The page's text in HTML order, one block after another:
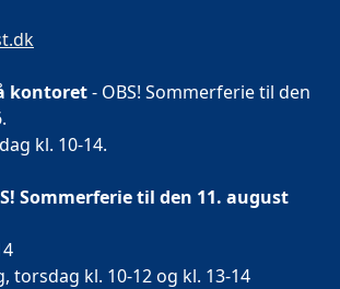
kontoret- OBS! Sommerferie til den
kl. 10-14.
Sommerferie til den 11. august
torsdag kl. 10-12 og kl. 13-14